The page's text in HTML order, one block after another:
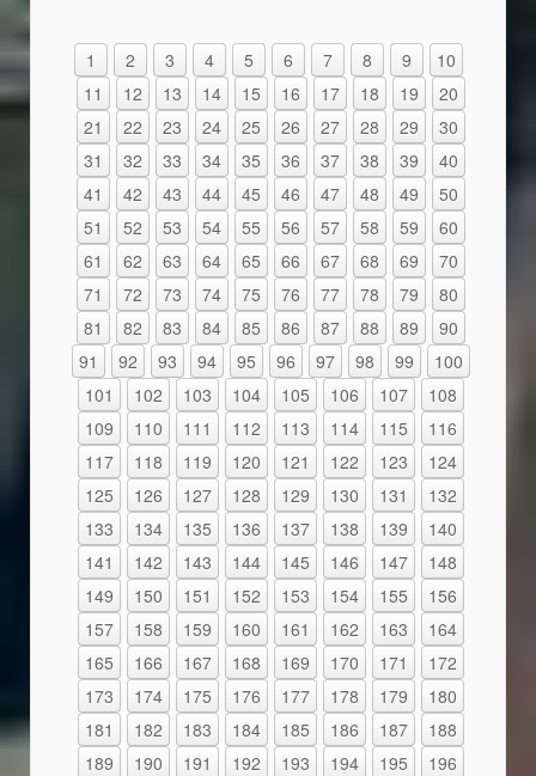
1 2 3 4 5 6 7 8 9
10
11
12 13 14 15 16 17 18 19
20
21
22 23 24 25 26 27 28 29
30
31
32 33 34 35 36 37 38 39
40
41
42 43 44 45 46 47 48 49
50
51
52 53 54 55 56 57 58 59
60
61
62 63 64 65 66 67 68 69
70
71
72 73 74 75 76 77 78 79
80
81
82 83 84 85 86 87 88 89
90
91
92 93 94 95 96 97 98 99
100
101
102 103 104 105 106 107
108
109
110 111 112 113 114 115
116
117
118 119 120 121 122 123
124
125
126 127 128 129 130 131
132
133
134 135 136 137 138 139
140
141
142 143 144 145 146 147
148
149
150 151 152 153 154 155
156
157
158 159 160 161 162 163
164
165
166 167 168 169 170 171
172
173
174 175 176 177 178 179
180
181
182 183 184 185 186 187
188
189
190 191 192 193 194 195
196